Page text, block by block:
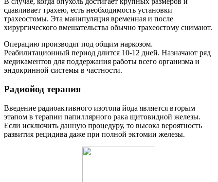
сдавливает трахею, есть необходимость установки
трахеостомы. Эта манипуляция временная и после
хирургического вмешательства обычно трахеостому снимают.
Операцию производят под общим наркозом.
Реабилитационный период длится 10-12 дней. Назначают ряд
медикаментов для поддержания работы всего организма и
эндокринной системы в частности.
Радиойод терапия
Введение радиоактивного изотопа йода является вторым
этапом в терапии папиллярного рака щитовидной железы.
Если исключить данную процедуру, то высока вероятность
развития рецидива даже при полной эктомии железы.